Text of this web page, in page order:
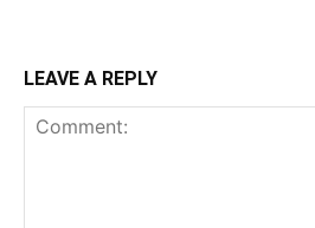
LEAVE A REPLY